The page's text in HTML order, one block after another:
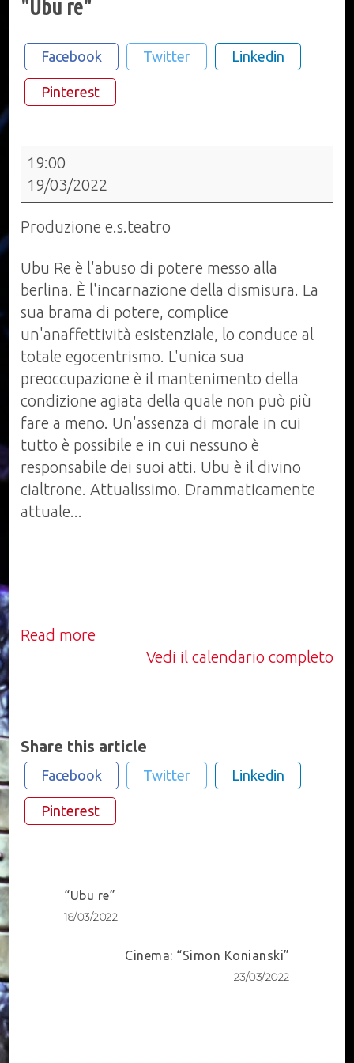
"Ubu re"
Facebook Twitter Linkedin
Pinterest
"Ubu
re"
19:00
19/03/2022
Produzione e.s.teatro
Ubu Re è l'abuso di potere messo alla
berlina. È l'incarnazione della dismisura. La
sua brama di potere, complice
un'anaffettività esistenziale, lo conduce al
totale egocentrismo. L'unica sua
preoccupazione è il mantenimento della
condizione agiata della quale non può più
fare a meno. Un'assenza di morale in cui
tutto è possibile e in cui nessuno è
responsabile dei suoi atti. Ubu è il divino
cialtrone. Attualissimo. Drammaticamente
attuale...
Read more
Vedi il calendario completo
Share this article
Facebook Twitter Linkedin
Pinterest
Post
Navigation
“Ubu re”
18/03/2022
Cinema: “Simon Konianski”
23/03/2022